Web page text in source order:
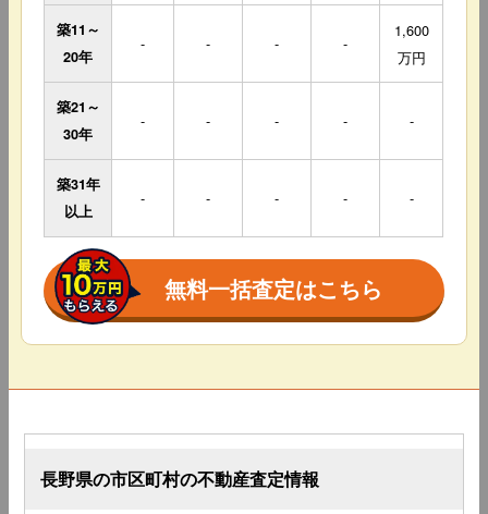
築11～
20年
- - - -
1,600
万円
築21～
30年
- - - - -
築31年
以上
- - - - -
無料一括査定はこちら
長野県の市区町村の不動産査定情報